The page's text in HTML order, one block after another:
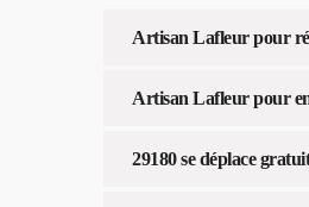
Artisan Lafleur pour
Artisan Lafleur pour
29180 se déplace